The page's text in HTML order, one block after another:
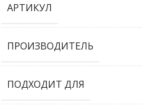
АРТИКУЛ
ПРОИЗВОДИТЕЛЬ
ПОДХОДИТ ДЛЯ